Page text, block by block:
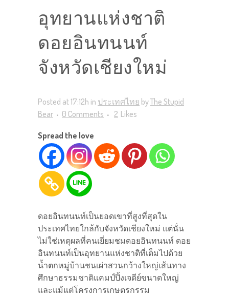
อุทยานแห่งชาติ
ดอยอินทนนท์
จังหวัดเชียงใหม่
Posted at 17:12h in ประเทศไทย byThe Stupid
Bear
0 Comments 2 Likes
Spread the love
ดอยอินทนนท์เป็นยอดเขาที่สูงที่สุดใน
ประเทศไทยใกล้กับจังหวัดเชียงใหม่ แต่นั่น
ไม่ใช่เหตุผลที่คนเยี่ยมชมดอยอินทนนท์ ดอย
อินทนนท์เป็นอุทยานแห่งชาติที่เต็มไปด้วย
น้ำตกหมู่บ้านชนเผ่าสวนกว้างใหญ่เส้นทาง
ศึกษาธรรมชาติแคมป์ปิ้งเจดีย์ขนาดใหญ่
และแม้แต่โครงการเกษตรกรรม